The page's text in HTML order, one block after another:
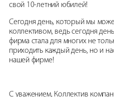
свой 10-летний юбилей!
Сегодня день, который мы
коллективом, ведь сегодня
фирма стала для многих не
приходить каждый день, но и
нашей фирме!
С уважением, Коллектив